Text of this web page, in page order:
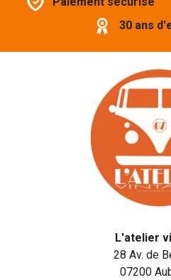
30 ans
L'atelier
28 Av. de
07200